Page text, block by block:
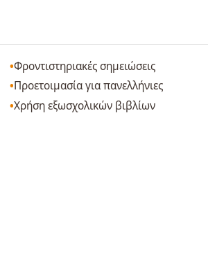
Φροντιστηριακές σημειώσεις
Προετοιμασία για πανελλήνιες
Χρήση εξωσχολικών βιβλίων